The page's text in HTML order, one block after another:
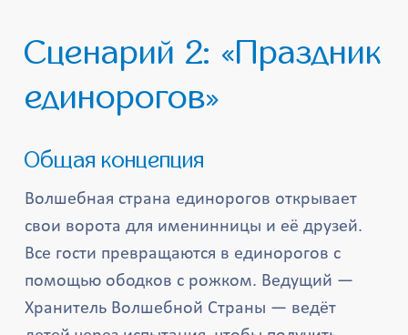
Сценарий 2: «Праздник
единорогов»
Общая концепция
Волшебная страна единорогов открывает
свои ворота для именинницы и её друзей.
Все гости превращаются в единорогов с
помощью ободков с рожком. Ведущий —
Хранитель Волшебной Страны — ведёт